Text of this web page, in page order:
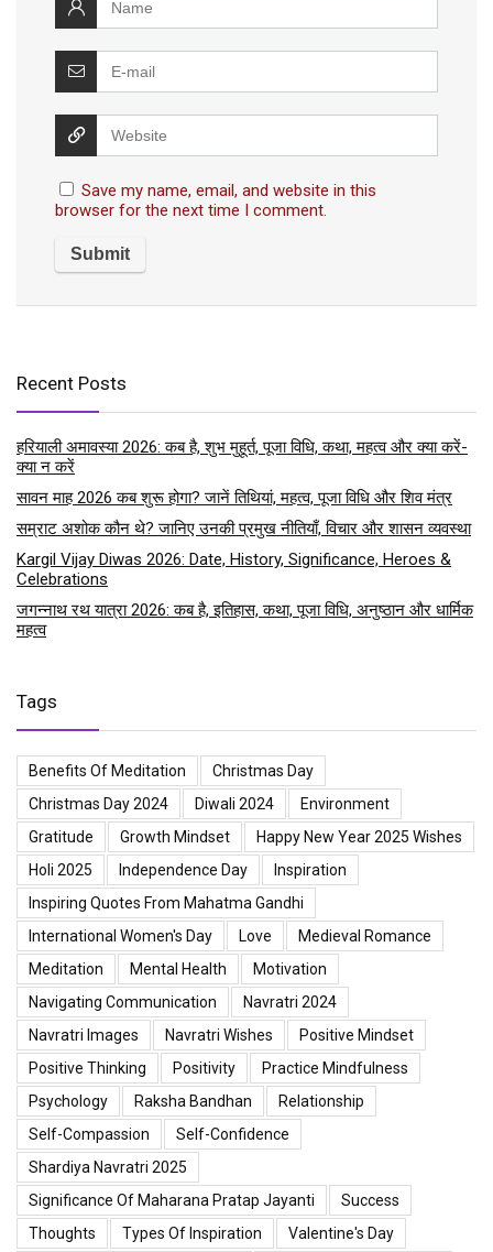
Save my name, email, and website in this
browser for the next time I comment.
Recent Posts
हरियाली अमावस्या 2026: कब है, शुभ मुहूर्त, पूजा विधि, कथा, महत्व और क्या करें-
क्या न करें
सावन माह 2026 कब शुरू होगा? जानें तिथियां, महत्व, पूजा विधि और शिव मंत्र
सम्राट अशोक कौन थे? जानिए उनकी प्रमुख नीतियाँ, विचार और शासन व्यवस्था
Kargil Vijay Diwas 2026: Date, History, Significance, Heroes &
Celebrations
जगन्नाथ रथ यात्रा 2026: कब है, इतिहास, कथा, पूजा विधि, अनुष्ठान और धार्मिक
महत्व
Tags
Benefits Of Meditation
Christmas Day
Christmas Day 2024
Diwali 2024
Environment
Gratitude
Growth Mindset
Happy New Year 2025 Wishes
Holi 2025
Independence Day
Inspiration
Inspiring Quotes From Mahatma Gandhi
International Women's Day
Love
Medieval Romance
Meditation
Mental Health
Motivation
Navigating Communication
Navratri 2024
Navratri Images
Navratri Wishes
Positive Mindset
Positive Thinking
Positivity
Practice Mindfulness
Psychology
Raksha Bandhan
Relationship
Self-Compassion
Self-Confidence
Shardiya Navratri 2025
Significance Of Maharana Pratap Jayanti
Success
Thoughts
Types Of Inspiration
Valentine's Day